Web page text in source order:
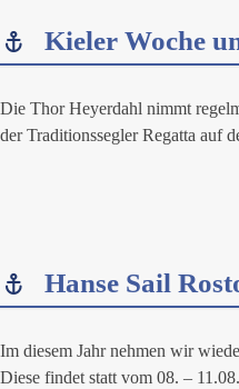
Kieler Woche
Die Thor Heyerdahl nimmt
der Traditionssegler Regatta auf
Hanse Sail
Im diesem Jahr nehmen wir
Diese findet statt vom 08. –